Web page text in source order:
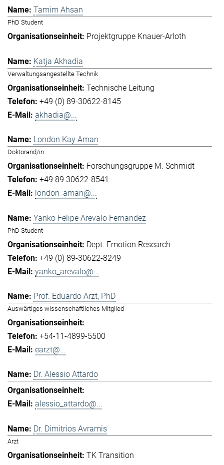
Tamim Ahsan
PhD Student
Projektgruppe Knauer-Arloth
Katja Akhadia
Verwaltungsangestellte Technik
Technische Leitung
+49 (0) 89-30622-8145
akhadia@...
London Kay Aman
Doktorand/in
Forschungsgruppe M. Schmidt
+49 89 30622-8541
london_aman@...
Yanko Felipe Arevalo Fernandez
PhD Student
Dept. Emotion Research
+49 (0) 89-30622-8249
yanko_arevalo@...
Prof. Eduardo Arzt, PhD
Auswärtiges wissenschaftliches Mitglied
+54-11-4899-5500
earzt@...
Dr. Alessio Attardo
alessio_attardo@...
Dr. Dimitrios Avramis
Arzt
TK Transition